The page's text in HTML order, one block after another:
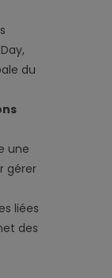
du
une
gérer
liées
des